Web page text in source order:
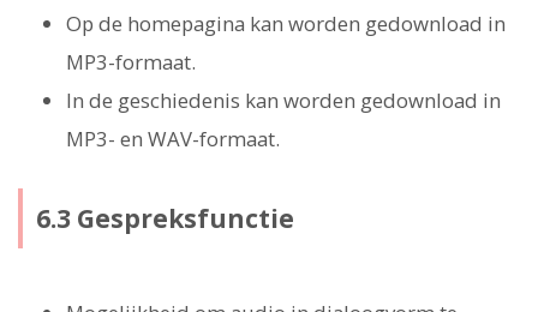
Op de homepagina kan worden gedownload in
MP3-formaat.
In de geschiedenis kan worden gedownload in
MP3- en WAV-formaat.
6.3 Gespreksfunctie